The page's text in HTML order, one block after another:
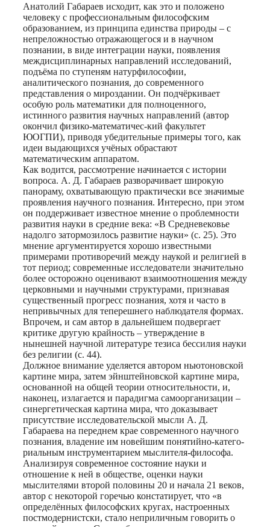
Анатолий Габараев исходит, как это и положено
человеку с профессиональным философским
образованием, из принципа единства природы – с
непреложностью отражающегося и в научном
познании, в виде интеграции науки, появления
междисциплинарных направлений исследований,
подъёма по ступеням натурфилософии,
аналитического познания, до современного
представления о мироздании. Он подчёркивает
особую роль математики для полноценного,
истинного развития научных направлений (автор
окончил физико-математичес-кий факультет
ЮОГПИ), приводя убедительные примеры того, как
идеи выдающихся учёных обрастают
математическим аппаратом.
Как водится, рассмотрение начинается с истории
вопроса. А. Д. Габараев разворачивает широкую
панораму, охватывающую практически все значимые
проявления научного познания. Интересно, при этом
он поддерживает известное мнение о проблемности
развития науки в средние века: «В Средневековье
надолго затормозилось развитие науки» (с. 25). Это
мнение аргументируется хорошо известными
примерами противоречий между наукой и религией в
тот период; современные исследователи значительно
более осторожно оценивают взаимоотношения между
церковными и научными структурами, признавая
существенный прогресс познания, хотя и часто в
непривычных для теперешнего наблюдателя формах.
Впрочем, и сам автор в дальнейшем подвергает
критике другую крайность – утверждение в
нынешней научной литературе тезиса бессилия науки
без религии (с. 44).
Должное внимание уделяется автором ньютоновской
картине мира, затем эйнштейновской картине мира,
основанной на общей теории относительности, и,
наконец, излагается и парадигма самоорганизации –
синергетическая картина мира, что доказывает
присутствие исследовательской мысли А. Д.
Габараева на переднем крае современного научного
познания, владение им новейшим понятийно-катего-
риальным инструментарием мыслителя-философа.
Анализируя современное состояние науки и
отношение к ней в обществе, оценки науки
мыслителями второй половины 20 и начала 21 веков,
автор с некоторой горечью констатирует, что «в
определённых философских кругах, настроенных
постмодернистски, стало неприличным говорить о